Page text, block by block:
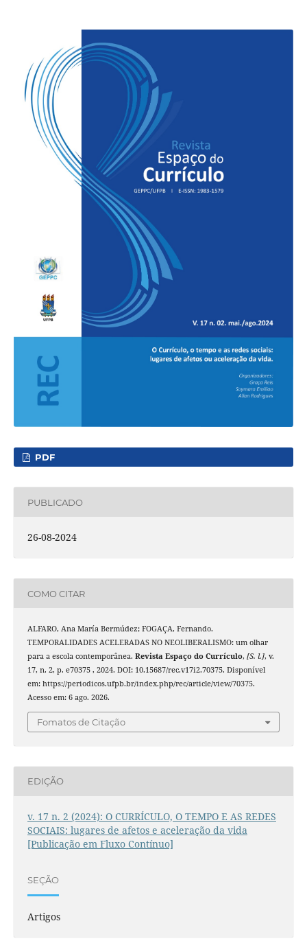
PDF
PUBLICADO
26-08-2024
COMO CITAR
ALFARO, Ana María Bermúdez; FOGAÇA, Fernando.
TEMPORALIDADES ACELERADAS NO NEOLIBERALISMO: um olhar
para a escola contemporânea. Revista Espaço do Currículo, [S. l.], v.
17, n. 2, p. e70375 , 2024. DOI: 10.15687/rec.v17i2.70375. Disponível
em: https://periodicos.ufpb.br/index.php/rec/article/view/70375.
Acesso em: 6 ago. 2026.
Fomatos de Citação
EDIÇÃO
v. 17 n. 2 (2024): O CURRÍCULO, O TEMPO E AS REDES
SOCIAIS: lugares de afetos e aceleração da vida
[Publicação em Fluxo Contínuo]
SEÇÃO
Artigos